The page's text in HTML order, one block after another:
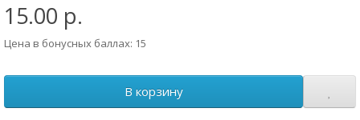
15.00 р.
Цена в бонусных баллах: 15
В корзину